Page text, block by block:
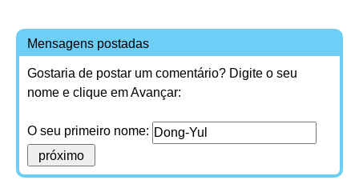
Mensagens postadas
Gostaria de postar um comentário? Digite o seu
nome e clique em Avançar:
O seu primeiro nome: